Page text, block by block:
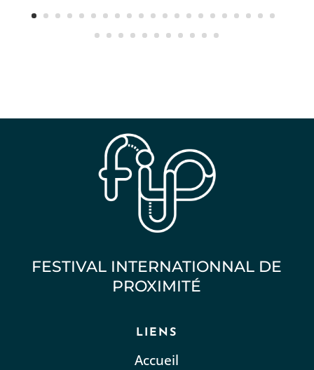
FESTIVAL INTERNATIONNAL DE
PROXIMITÉ
LIENS
Accueil